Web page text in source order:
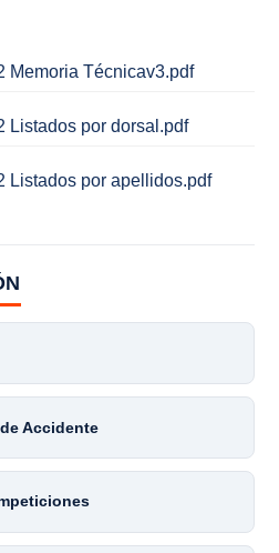
Memoria Técnicav3.pdf
Listados por dorsal.pdf
Listados por apellidos.pdf
Accidente